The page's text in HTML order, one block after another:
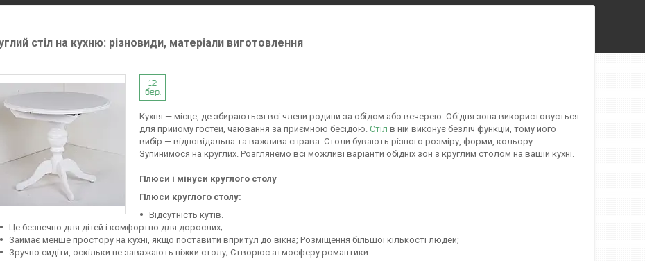
стіл на кухню: різновиди, матеріали виготовлення
12
бер.
Кухня — місце, де збираються всі члени родини за обідом або вечерею. Обідня зона використовується
для прийому гостей, чаювання за приємною бесідою. Стіл в ній виконує безліч функцій, тому його
вибір — відповідальна та важлива справа. Столи бувають різного розміру, форми, кольору.
Зупинимося на круглих. Розглянемо всі можливі варіанти обідніх зон з круглим столом на вашій кухні.
Плюси і мінуси круглого столу
Плюси круглого столу:
Відсутність кутів.
Це безпечно для дітей і комфортно для дорослих;
Займає менше простору на кухні, якщо поставити впритул до вікна; Розміщення більшої кількості людей;
Зручно сидіти, оскільки не заважають ніжки столу; Створює атмосферу романтики.